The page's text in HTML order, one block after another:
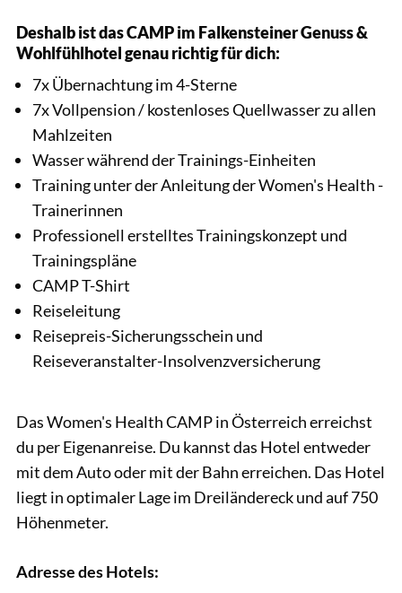
Deshalb ist das CAMP im Falkensteiner Genuss &
Wohlfühlhotel genau richtig für dich:
7x Übernachtung im 4-Sterne
7x Vollpension / kostenloses Quellwasser zu allen
Mahlzeiten
Wasser während der Trainings-Einheiten
Training unter der Anleitung der Women's Health -
Trainerinnen
Professionell erstelltes Trainingskonzept und
Trainingspläne
CAMP T-Shirt
Reiseleitung
Reisepreis-Sicherungsschein und
Reiseveranstalter-Insolvenzversicherung
Das Women's Health CAMP in Österreich erreichst
du per Eigenanreise. Du kannst das Hotel entweder
mit dem Auto oder mit der Bahn erreichen. Das Hotel
liegt in optimaler Lage im Dreiländereck und auf 750
Höhenmeter.
Adresse des Hotels: